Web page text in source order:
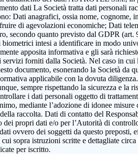
dati La Società tratta dati personali
Dati anagrafici, ossia nome,
di agevolazioni economiche; Dati
secondo quanto previsto dal GDPR
intesi a identificare in modo
apposita informativa e gli sarà
forniti dalla Società. Nel caso in
documento, esonerando la Società
applicabile con la dovuta
sempre rispettando la sicurezza e
i dati personali oggetto di
mediante l’adozione di idonee
raccolta. Dati di contatto del
propri dati e/o per l’Autorità di
ovvero dei soggetti da questo
sopra istruzioni scritte e dettagliate
per iscritto.